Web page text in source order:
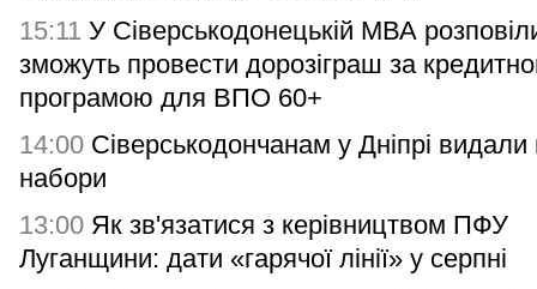
15:11 У Сіверськодонецькій МВА
зможуть провести дорозіграш за
програмою для ВПО 60+
14:00 Сіверськодончанам у Дніпрі видали
набори
13:00 Як зв'язатися з керівництвом ПФУ
Луганщини: дати «гарячої лінії» у серпні